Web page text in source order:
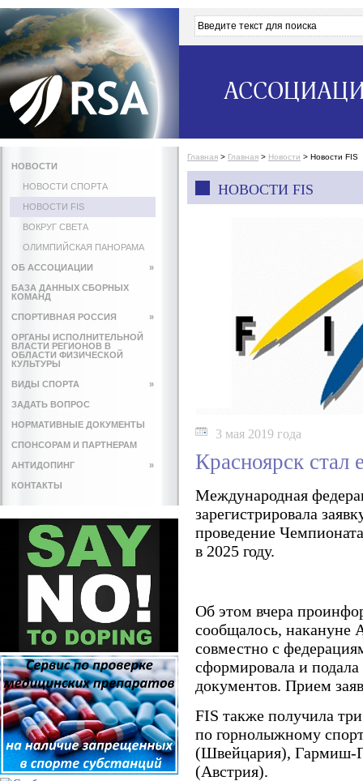
НОВОСТИ
НОВОСТИ СПОРТА
НОВОСТИ FIS
ВОКРУГ СВЕТА
ОЛИМПИЙСКАЯ ПАНОРАМА
ОБ АССОЦИАЦИИ »
БАЗА ДАННЫХ СБОРНЫХ
КОМАНД
СПОРТИВНАЯ РОССИЯ »
ОРГАНЫ ИСПОЛНИТЕЛЬНОЙ
ВЛАСТИ РЕГИОНОВ В
ОБЛАСТИ ФИЗИЧЕСКОЙ
КУЛЬТУРЫ
ВИДЫ СПОРТА »
ЗАДАТЬ ВОПРОС
НОРМАТИВНЫЕ ДОКУМЕНТЫ
СПОНСОРАМ И ПАРТНЕРАМ
АНТИДОПИНГ »
КОНТАКТЫ
Главная > Главная > Новости > Новости FIS
НОВОСТИ FIS
3 мая 2019 года
Красноярск стал
Международная
зарегистрировала
проведение
в 2025 году.
Об этом вчера
сообщалось, накануне
совместно с
сформировала и
документов. Прием
FIS также получила
по горнолыжному
(Швейцария), Гармиш-
(Австрия).